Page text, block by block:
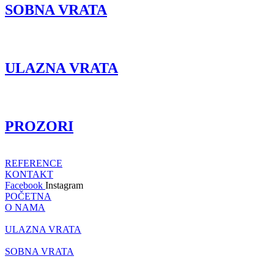
SOBNA VRATA
ULAZNA VRATA
PROZORI
REFERENCE
KONTAKT
Facebook Instagram
POČETNA
O NAMA
ULAZNA VRATA
SOBNA VRATA